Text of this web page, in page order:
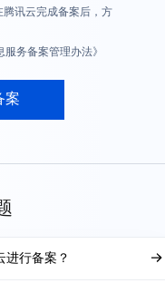
讯云完成备案后，方
务备案管理办法》
案
进行备案？